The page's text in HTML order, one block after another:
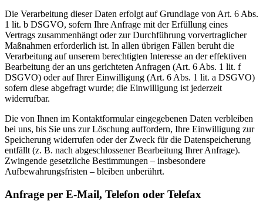
Die Verarbeitung dieser Daten erfolgt auf Grundlage von Art. 6 Abs.
1 lit. b DSGVO, sofern Ihre Anfrage mit der Erfüllung eines
Vertrags zusammenhängt oder zur Durchführung vorvertraglicher
Maßnahmen erforderlich ist. In allen übrigen Fällen beruht die
Verarbeitung auf unserem berechtigten Interesse an der effektiven
Bearbeitung der an uns gerichteten Anfragen (Art. 6 Abs. 1 lit. f
DSGVO) oder auf Ihrer Einwilligung (Art. 6 Abs. 1 lit. a DSGVO)
sofern diese abgefragt wurde; die Einwilligung ist jederzeit
widerrufbar.
Die von Ihnen im Kontaktformular eingegebenen Daten verbleiben
bei uns, bis Sie uns zur Löschung auffordern, Ihre Einwilligung zur
Speicherung widerrufen oder der Zweck für die Datenspeicherung
entfällt (z. B. nach abgeschlossener Bearbeitung Ihrer Anfrage).
Zwingende gesetzliche Bestimmungen – insbesondere
Aufbewahrungsfristen – bleiben unberührt.
Anfrage per E-Mail, Telefon oder Telefax